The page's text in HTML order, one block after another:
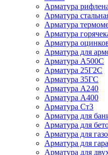
Арматура
Арматура
Арматура
Арматура
Арматура
Арматура для
Арматура A500С
Арматура 25Г2С
Арматура 35ГС
Арматура А240
Арматура А400
Арматура Ст3
Арматура для
Арматура для
Арматура для
Арматура для
Арматура для